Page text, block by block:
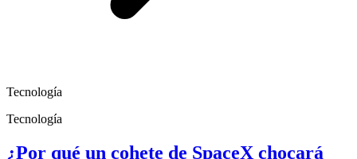
Tecnología
Tecnología
¿Por qué un cohete de SpaceX chocará